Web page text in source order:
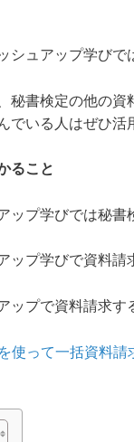
シュアップ学びで
秘書検定の他の
でいる人はぜひ活
ること
ップ学びでは秘
ップ学びで資料請
ップで資料請求す
使って一括資料